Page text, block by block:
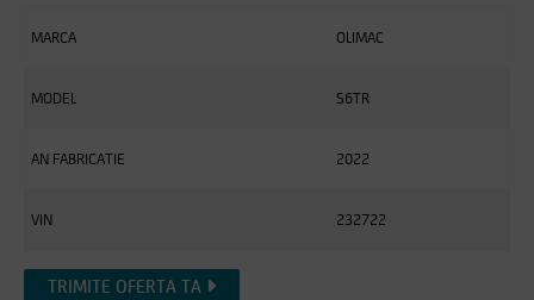
MARCA OLIMAC
MODEL S6TR
AN FABRICATIE 2022
VIN 232722
TRIMITE OFERTA TA